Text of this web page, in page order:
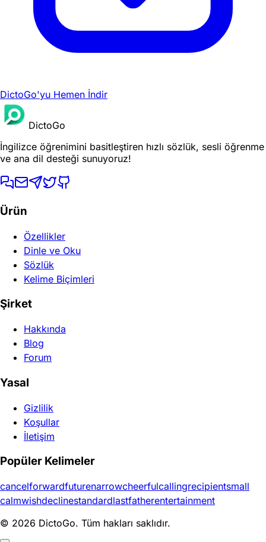
DictoGo'yu Hemen İndir
DictoGo
İngilizce öğrenimini basitleştiren hızlı sözlük, sesli öğrenme
ve ana dil desteği sunuyoruz!
Ürün
Özellikler
Dinle ve Oku
Sözlük
Kelime Biçimleri
Şirket
Hakkında
Blog
Forum
Yasal
Gizlilik
Koşullar
İletişim
Popüler Kelimeler
cancelforwardfuturenarrowcheerfulcallingrecipientsmall
calmwishdeclinestandardlastfatherentertainment
© 2026 DictoGo. Tüm hakları saklıdır.